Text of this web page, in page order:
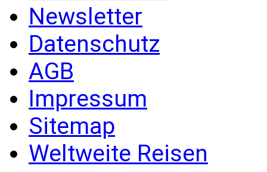
Newsletter
Datenschutz
AGB
Impressum
Sitemap
Weltweite Reisen